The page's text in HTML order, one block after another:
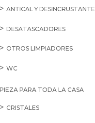
ANTICAL Y DESINCRUSTANTE
DESATASCADORES
OTROS LIMPIADORES
WC
PARA TODA LA CASA
CRISTALES